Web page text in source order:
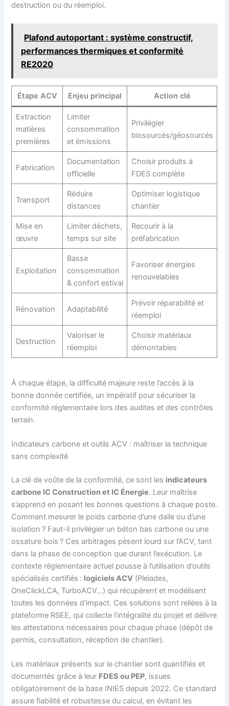
destruction ou du réemploi.
Plafond autoportant : système constructif,
performances thermiques et conformité
RE2020
Étape ACV Enjeu principal Action clé
Extraction
matières
premières
Limiter
consommation
et émissions
Privilégier
biosourcés/géosourcés
Fabrication
Documentation
officielle
Choisir produits à
FDES complète
Transport
Réduire
distances
Optimiser logistique
chantier
Mise en
œuvre
Limiter déchets,
temps sur site
Recourir à la
préfabrication
Exploitation
Basse
consommation
& confort estival
Favoriser énergies
renouvelables
Rénovation Adaptabilité
Prévoir réparabilité et
réemploi
Destruction
Valoriser le
réemploi
Choisir matériaux
démontables
À chaque étape, la difficulté majeure reste l’accès à la
bonne donnée certifiée, un impératif pour sécuriser la
conformité réglementaire lors des audites et des contrôles
terrain.
Indicateurs carbone et outils ACV : maîtriser la technique
sans complexité
La clé de voûte de la conformité, ce sont les indicateurs
carbone IC Construction et IC Énergie. Leur maîtrise
s’apprend en posant les bonnes questions à chaque poste.
Comment mesurer le poids carbone d’une dalle ou d’une
isolation ? Faut-il privilégier un béton bas carbone ou une
ossature bois ? Ces arbitrages pèsent lourd sur l’ACV, tant
dans la phase de conception que durant l’exécution. Le
contexte réglementaire actuel pousse à l’utilisation d’outils
spécialisés certifiés : logiciels ACV (Pleiades,
OneClickLCA, TurboACV…) qui récupèrent et modélisent
toutes les données d’impact. Ces solutions sont reliées à la
plateforme RSEE, qui collecte l’intégralité du projet et délivre
les attestations nécessaires pour chaque phase (dépôt de
permis, consultation, réception de chantier).
Les matériaux présents sur le chantier sont quantifiés et
documentés grâce à leur FDES ou PEP, issues
obligatoirement de la base INIES depuis 2022. Ce standard
assure fiabilité et robustesse du calcul, en évitant les